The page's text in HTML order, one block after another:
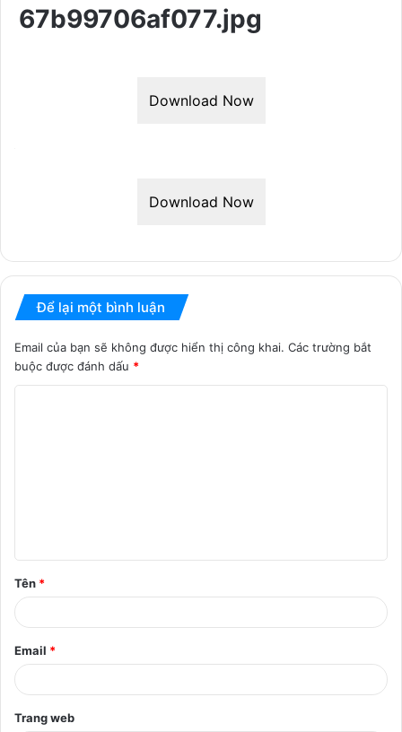
67b99706af077.jpg
Download Now
Download Now
Để lại một bình luận
Email của bạn sẽ không được hiển thị công khai. Các trường bắt
buộc được đánh dấu *
ậ
n
Tên *
Email *
Trang web